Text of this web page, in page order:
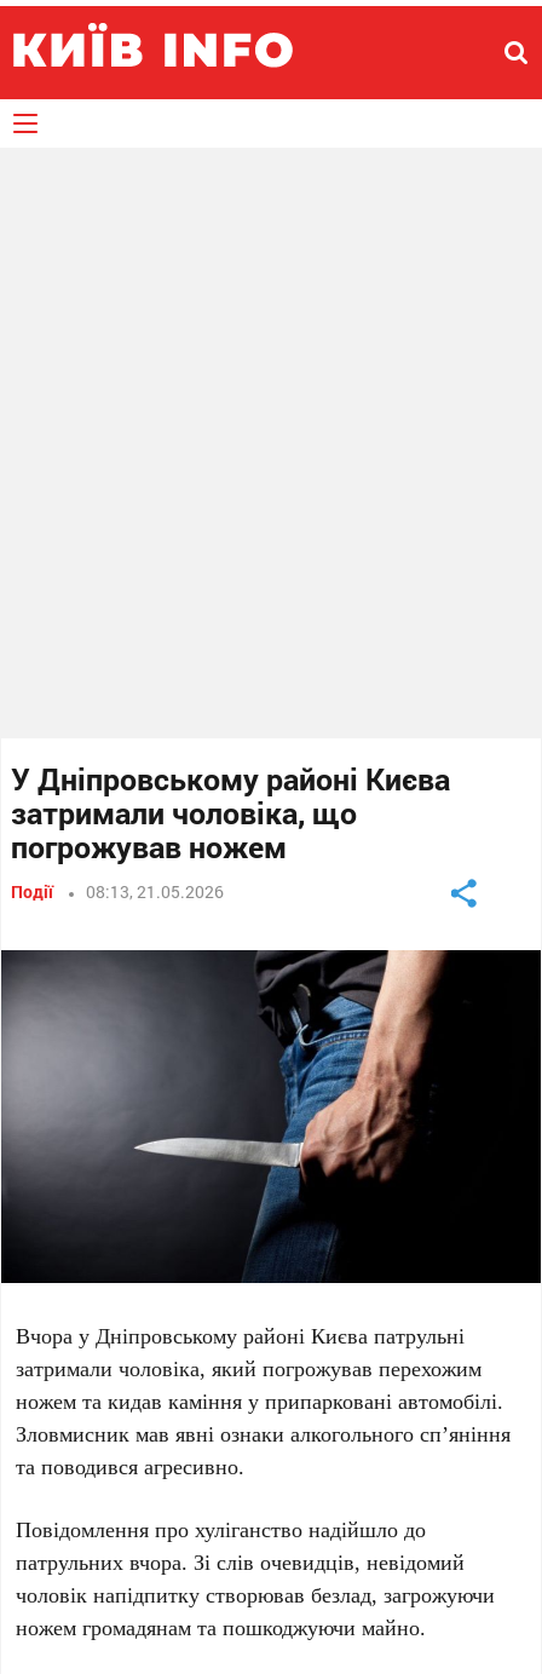
У Дніпровському районі Києва
затримали чоловіка, що
погрожував ножем
Події 08:13, 21.05.2026
Вчора уДніпровському районі Києва патрульні
затримали чоловіка, який погрожував перехожим
ножем та кидав каміння у припарковані автомобілі.
Зловмисник мав явні ознаки алкогольного сп’яніння
та поводився агресивно.
Повідомлення про хуліганство надійшло до
патрульних вчора. Зі слів очевидців, невідомий
чоловік напідпитку створював безлад, загрожуючи
ножем громадянам та пошкоджуючи майно.